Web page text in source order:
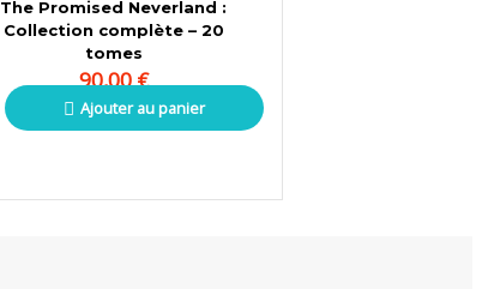
The Promised Neverland :
Collection complète – 20
tomes
90,00€
Ajouter au panier